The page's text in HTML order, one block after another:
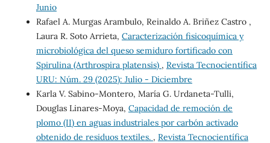
Junio
Rafael A. Murgas Arambulo, Reinaldo A. Briñez Castro ,
Laura R. Soto Arrieta, Caracterización fisicoquímica y
microbiológica del queso semiduro fortificado con
Spirulina (Arthrospira platensis) , Revista Tecnocientífica
URU: Núm. 29 (2025): Julio - Diciembre
Karla V. Sabino-Montero, María G. Urdaneta-Tulli,
Douglas Linares-Moya, Capacidad de remoción de
plomo (II) en aguas industriales por carbón activado
obtenido de residuos textiles. , Revista Tecnocientífica